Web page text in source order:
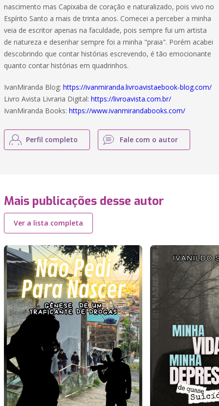
nascimento mas Capixaba de coração e naturalizado, pois vivo no
Espírito Santo a mais de trinta anos. Comecei a perceber a minha
veia de escritor apenas na faculdade, pois sempre fui um artista
de natureza e desenhar sempre foi a minha "praia". Porém acabei
descobrindo que contar histórias escrevendo, é tão emocionante
quanto contar histórias em quadrinhos.
IvanMiranda Blog: https://ivanmiranda.livroavistaebook-blog.com/
Livro Avista Livraria Digital: https://livroavista.com.br/
IvanMiranda Books: https://www.ivanmirandabooks.com/
Perfil completo Fale com o autor
Mais publicações desse autor
Ver a lista completa